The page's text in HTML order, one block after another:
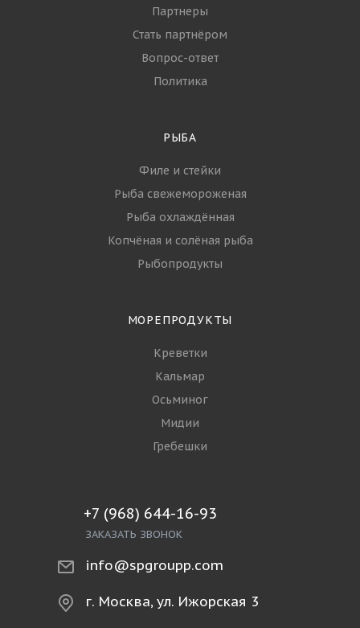
Партнеры
Стать партнёром
Вопрос-ответ
Политика
РЫБА
Филе и стейки
Рыба свежемороженая
Рыба охлаждённая
Копчёная и солёная рыба
Рыбопродукты
МОРЕПРОДУКТЫ
Креветки
Кальмар
Осьминог
Мидии
Гребешки
+7 (968) 644-16-93
ЗАКАЗАТЬ ЗВОНОК
info@spgroupp.com
г. Москва, ул. Ижорская 3